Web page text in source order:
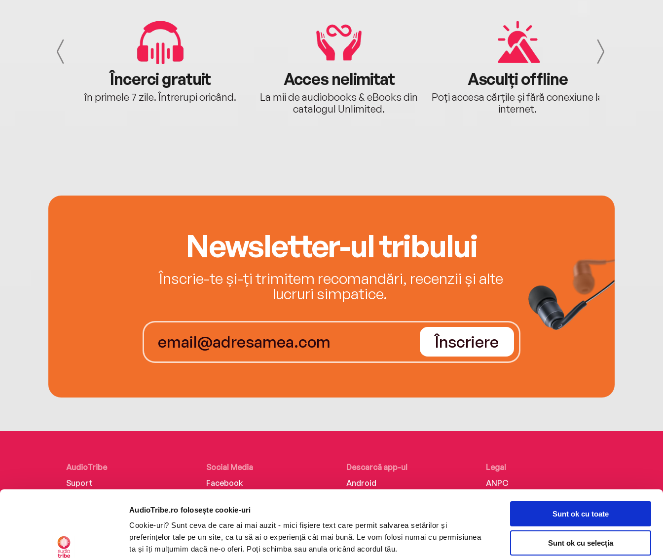
AudioTribe.ro folosește cookie-uri
Cookie-uri? Sunt ceva de care ai mai auzit - mici fișiere text care permit salvarea setărilor și
preferințelor tale pe un site, ca tu să ai o experiență cât mai bună. Le vom folosi numai cu permisiunea
ta și îți mulțumim dacă ne-o oferi. Poți schimba sau anula oricând acordul tău.
Sunt ok cu toate
Sunt ok cu selecția
Încerci gratuit
în primele 7 zile. Întrerupi oricând.
Acces nelimitat
La mii de audiobooks & eBooks din
catalogul Unlimited.
Asculți offline
Poți accesa cărțile și fără conexiune la
internet.
Newsletter-ul tribului
Înscrie-te și-ți trimitem recomandări, recenzii și alte
lucruri simpatice.
Înscriere
AudioTribe
Suport
Retragere din comandă
Social Media
Facebook
Instagram
TikTok
Descarcă app-ul
Android
Legal
ANPC
Politica de confidențialitate
Termeni și condiții